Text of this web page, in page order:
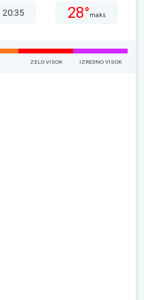
20:35 28° maks
ZELO VISOK IZREDNO VISOK